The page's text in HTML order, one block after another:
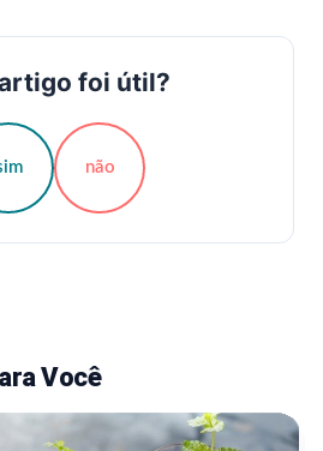
foi útil?
não
Você